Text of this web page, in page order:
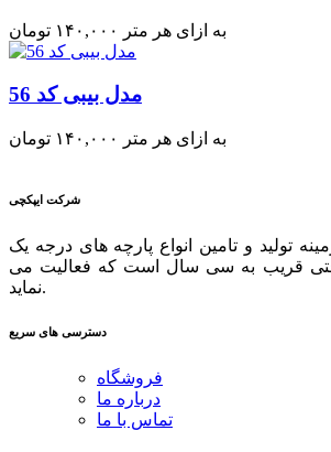
۱۴۰,۰۰۰ تومان به ازای هر متر
مدل بیبی کد 56
۱۴۰,۰۰۰ تومان به ازای هر متر
شرکت ایپکچی
تولید و تامین انواع پارچه های درجه یک
قریب به سی سال است که فعالیت می
نماید.
دسترسی های سریع
فروشگاه
درباره ما
تماس با ما